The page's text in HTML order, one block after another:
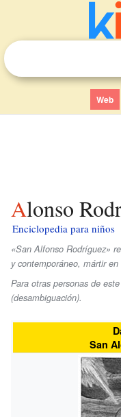
Web
Alonso
Enciclopedia para niños
«San Alfonso Rodríguez»
y contemporáneo, mártir
Para otras personas de
(desambiguación).
San